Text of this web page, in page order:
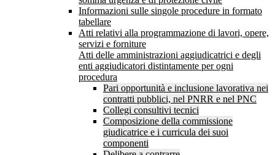
Informazioni sulle singole procedure in formato
tabellare
Atti relativi alla programmazione di lavori, opere,
servizi e forniture
Atti delle amministrazioni aggiudicatrici e degli
enti aggiudicatori distintamente per ogni
procedura
Pari opportunità e inclusione lavorativa nei
contratti pubblici, nel PNRR e nel PNC
Collegi consultivi tecnici
Composizione della commissione
giudicatrice e i curricula dei suoi
componenti